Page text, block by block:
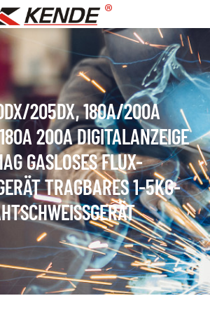
205DX, 180A/200A
200A DIGITALANZEIGE
GASLOSES FLUX-
TRAGBARES 1-5KG-D